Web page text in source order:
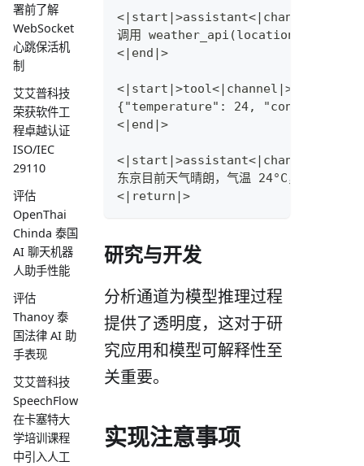
署前了解
WebSocket
心跳保活机
制
艾艾普科技
荣获软件工
程卓越认证
ISO/IEC
29110
评估
OpenThai
Chinda 泰国
AI 聊天机器
人助手性能
评估
Thanoy 泰
国法律 AI 助
手表现
艾艾普科技
SpeechFlow
在卡塞特大
学培训课程
中引入人工
调用
<|end|>
{"temperature": 24, "condition":
<|end|>
东京目前天气晴朗，气温 24°C，湿度
<|return|>
研究与开发
分析通道为模型推理过程
提供了透明度，这对于研
究应用和模型可解释性至
关重要。
实现注意事项